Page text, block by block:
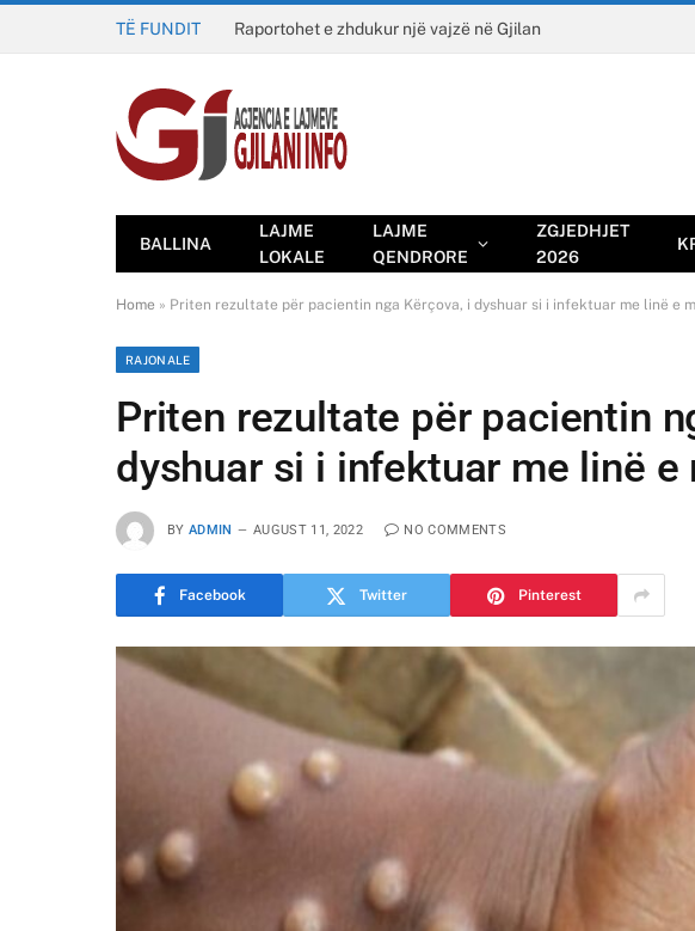
TË FUNDIT Raportohet e zhdukur një vajzë në Gjilan
BALLINA
LAJME
LOKALE
LAJME
QENDRORE
ZGJEDHJET
2026
Home » Priten rezultate për pacientin nga Kërçova, i dyshuar si i infektuar me linë e
RAJONALE
Priten rezultate për pacientin
dyshuar si i infektuar me linë e
BY ADMIN AUGUST 11, 2022 NO COMMENTS
Facebook Twitter Pinterest